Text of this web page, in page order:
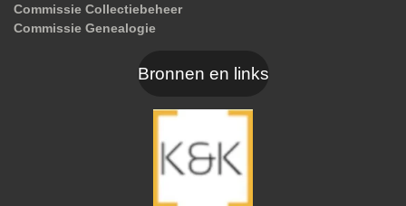
Commissie Collectiebeheer
Commissie Genealogie
Bronnen en links